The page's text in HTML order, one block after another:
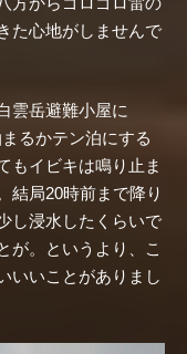
た心地がしませんで
雲岳避難小屋に
るかテン泊にする
もイビキは鳴り止ま
結局20時前まで降り
し浸水したくらいで
が。というより、こ
いいことがありまし